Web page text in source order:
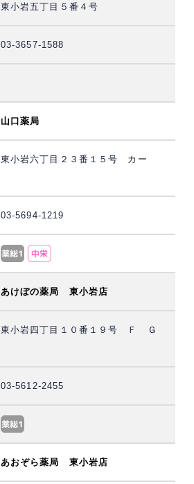
東小岩五丁目５番４号
03-3657-1588
山口薬局
東小岩六丁目２３番１５号 カー
03-5694-1219
あけぼの薬局 東小岩店
東小岩四丁目１０番１９号 Ｆ Ｇ
03-5612-2455
あおぞら薬局 東小岩店